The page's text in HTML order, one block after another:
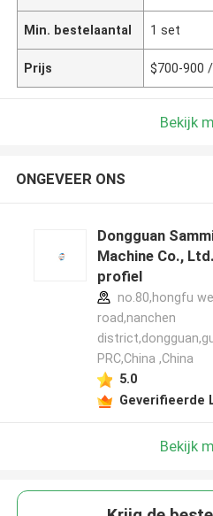
Min. bestelaantal 1 set
Prijs $700-900
Bekijk
ONGEVEER ONS
Dongguan
Machine Co.,
profiel
no.80,hongfu
road,nanchen
PRC,China ,China
5.0
Geverifieerde
Bekijk